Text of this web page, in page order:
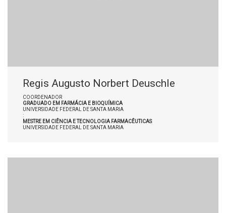
Regis Augusto Norbert Deuschle
COORDENADOR
GRADUADO EM FARMÁCIA E BIOQUÍMICA
UNIVERSIDADE FEDERAL DE SANTA MARIA
:
MESTRE EM CIÊNCIA E TECNOLOGIA FARMACÊUTICAS
UNIVERSIDADE FEDERAL DE SANTA MARIA